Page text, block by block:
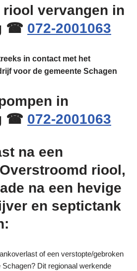
vervangen in
☎ 072-2001063
in contact met het
voor de gemeente Schagen
in
☎ 072-2001063
na een
riool,
na een hevige
en septictank
of een verstopte/gebroken
Dit regionaal werkende